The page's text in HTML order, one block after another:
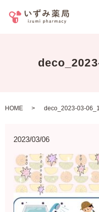
HOME deco_2023-03-
2023/03/06